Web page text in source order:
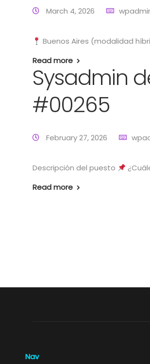
March 4, 2026
Buenos Aires (modalidad
Read more
Sysadmin
#00265
February 27, 2026
Descripción del puesto
Read more
Nav